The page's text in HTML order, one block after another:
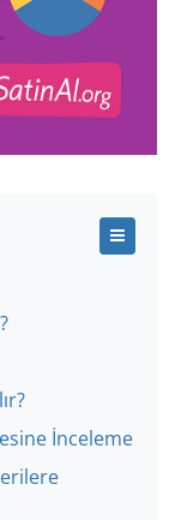
İnceleme